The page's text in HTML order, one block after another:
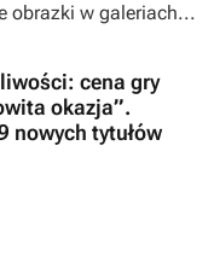
obrazki w galeriach...
cena gry
okazja”.
nowych tytułów